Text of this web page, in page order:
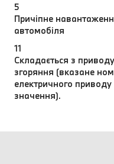
5
Причіпне
автомобіля
11
Складається з
згоряння (вказане
електричного
значення).